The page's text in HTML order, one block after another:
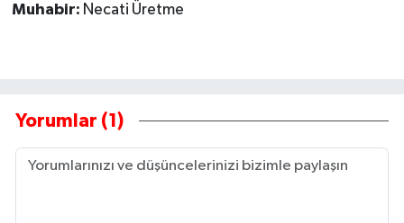
Muhabir: Necati Üretme
Yorumlar (1)